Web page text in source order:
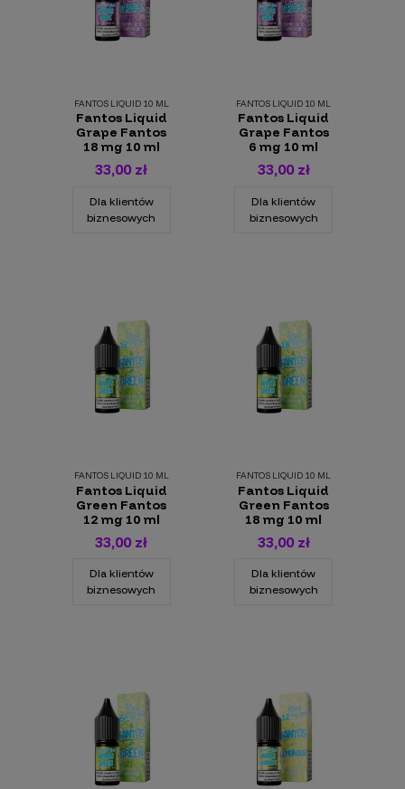
FANTOS LIQUID 10 ML
Fantos Liquid
Grape Fantos
18 mg 10 ml
33,00 zł
Dla klientów
biznesowych
FANTOS LIQUID 10 ML
Fantos Liquid
Grape Fantos
6 mg 10 ml
33,00 zł
Dla klientów
biznesowych
FANTOS LIQUID 10 ML
Fantos Liquid
Green Fantos
12 mg 10 ml
33,00 zł
Dla klientów
biznesowych
FANTOS LIQUID 10 ML
Fantos Liquid
Green Fantos
18 mg 10 ml
33,00 zł
Dla klientów
biznesowych